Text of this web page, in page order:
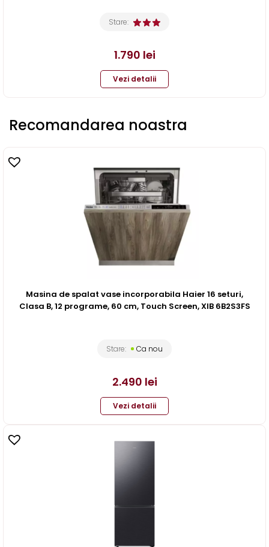
Stare:
1.790 lei
Vezi detalii
Recomandarea noastra
Masina de spalat vase incorporabila Haier 16 seturi,
Clasa B, 12 programe, 60 cm, Touch Screen, XIB 6B2S3FS
Stare: Ca nou
2.490 lei
Vezi detalii